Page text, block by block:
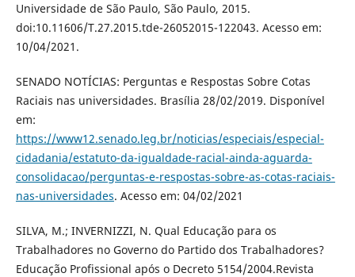
Universidade de São Paulo, São Paulo, 2015.
doi:10.11606/T.27.2015.tde-26052015-122043. Acesso em:
10/04/2021.
SENADO NOTÍCIAS: Perguntas e Respostas Sobre Cotas
Raciais nas universidades. Brasília 28/02/2019. Disponível
em:
https://www12.senado.leg.br/noticias/especiais/especial-
cidadania/estatuto-da-igualdade-racial-ainda-aguarda-
consolidacao/perguntas-e-respostas-sobre-as-cotas-raciais-
nas-universidades. Acesso em: 04/02/2021
SILVA, M.; INVERNIZZI, N. Qual Educação para os
Trabalhadores no Governo do Partido dos Trabalhadores?
Educação Profissional após o Decreto 5154/2004.Revista